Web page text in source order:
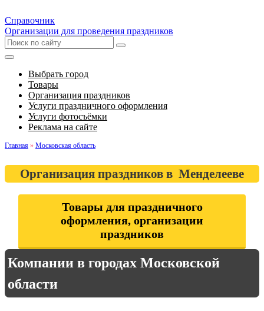
Справочник
Организации для проведения праздников
Выбрать город
Товары
Организация праздников
Услуги праздничного оформления
Услуги фотосъёмки
Реклама на сайте
Главная » Московская область
Организация праздников в Менделееве
Товары для праздничного
оформления, организации
праздников
Компании в городах Московской
области